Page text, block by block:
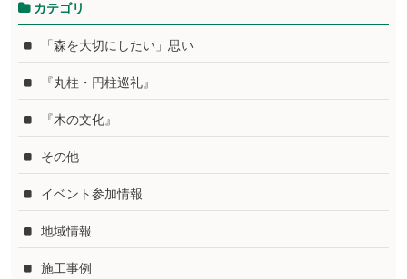
カテゴリ
「森を大切にしたい」思い
『丸柱・円柱巡礼』
『木の文化』
その他
イベント参加情報
地域情報
施工事例